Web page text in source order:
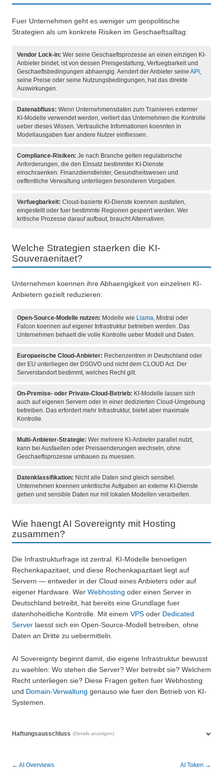
Fuer Unternehmen geht es weniger um geopolitische
Strategien als um konkrete Risiken im Geschaeftsalltag:
Vendor Lock-in: Wer seine Geschaeftsprozesse an einen einzigen KI-
Anbieter bindet, ist von dessen Preisgestaltung, Verfuegbarkeit und
Geschaeftsbedingungen abhaengig. Aendert der Anbieter seine API ,
seine Preise oder seine Nutzungsbedingungen, hat das direkte
Auswirkungen.
Datenabfluss: Wenn Unternehmensdaten zum Trainieren externer
KI-Modelle verwendet werden, verliert das Unternehmen die Kontrolle
ueber dieses Wissen. Vertrauliche Informationen koennten in
Modellausgaben fuer andere Nutzer einfliessen.
Compliance-Risiken: Je nach Branche gelten regulatorische
Anforderungen, die den Einsatz bestimmter KI-Dienste
einschraenken. Finanzdienstleister, Gesundheitswesen und
oeffentliche Verwaltung unterliegen besonderen Vorgaben.
Verfuegbarkeit: Cloud-basierte KI-Dienste koennen ausfallen,
eingestellt oder fuer bestimmte Regionen gesperrt werden. Wer
kritische Prozesse darauf aufbaut, braucht Alternativen.
Welche Strategien staerken die KI-
Souveraenitaet?
Unternehmen koennen ihre Abhaengigkeit von einzelnen KI-
Anbietern gezielt reduzieren:
Open-Source-Modelle nutzen: Modelle wie Llama, Mistral oder
Falcon koennen auf eigener Infrastruktur betrieben werden. Das
Unternehmen behaelt die volle Kontrolle ueber Modell und Daten.
Europaeische Cloud-Anbieter: Rechenzentren in Deutschland oder
der EU unterliegen der DSGVO und nicht dem CLOUD Act. Der
Serverstandort bestimmt, welches Recht gilt.
On-Premise- oder Private-Cloud-Betrieb: KI-Modelle lassen sich
auch auf eigenen Servern oder in einer dedizierten Cloud-Umgebung
betreiben. Das erfordert mehr Infrastruktur, bietet aber maximale
Kontrolle.
Multi-Anbieter-Strategie: Wer mehrere KI-Anbieter parallel nutzt,
kann bei Ausfaellen oder Preisaenderungen wechseln, ohne
Geschaeftsprozesse umbauen zu muessen.
Datenklassifikation: Nicht alle Daten sind gleich sensibel.
Unternehmen koennen unkritische Aufgaben an externe KI-Dienste
geben und sensible Daten nur mit lokalen Modellen verarbeiten.
Wie haengt AI Sovereignty mit Hosting
zusammen?
Die Infrastrukturfrage ist zentral. KI-Modelle benoetigen
Rechenkapazitaet, und diese Rechenkapazitaet liegt auf
Servern — entweder in der Cloud eines Anbieters oder auf
eigener Hardware. Wer Webhosting oder einen Server in
Deutschland betreibt, hat bereits eine Grundlage fuer
datenhoheitliche Kontrolle. Mit einem VPS oder Dedicated
Server laesst sich ein Open-Source-Modell betreiben, ohne
Daten an Dritte zu uebermitteln.
AI Sovereignty beginnt damit, die eigene Infrastruktur bewusst
zu waehlen: Wo stehen die Server? Wer betreibt sie? Welchem
Recht unterliegen sie? Diese Fragen gelten fuer Webhosting
und Domain-Verwaltung genauso wie fuer den Betrieb von KI-
Systemen.
Haftungsausschluss (Details anzeigen)
← AI Overviews AI Token →